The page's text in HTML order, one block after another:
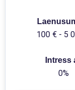
100 € - 5
Intress
0%